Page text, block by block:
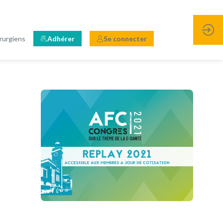
Adhérer Se connecter